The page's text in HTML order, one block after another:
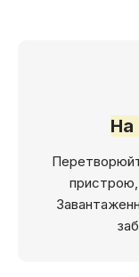
На
пристрою,